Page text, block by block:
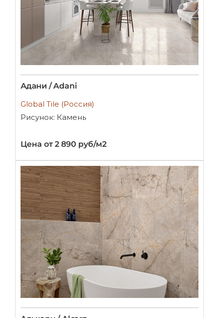
Адани / Adani
Global Tile (Россия)
Рисунок: Камень
Цена от 2 890 руб/м2